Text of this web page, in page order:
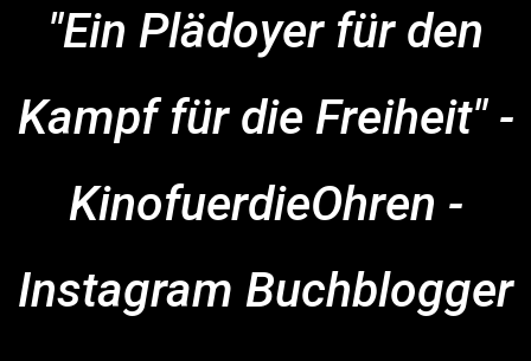
"Ein Plädoyer für den
Kampf für die Freiheit" -
KinofuerdieOhren -
Instagram Buchblogger